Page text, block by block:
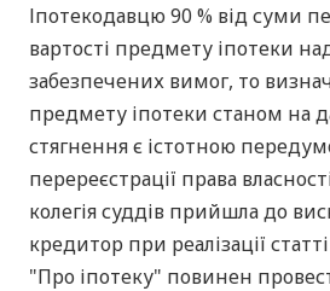
Іпотекодавцю 90 % від суми
вартості предмету іпотеки
забезпечених вимог, то
предмету іпотеки станом на
стягнення є істотною
перереєстрації права
колегія суддів прийшла до
кредитор при реалізації
"Про іпотеку" повинен